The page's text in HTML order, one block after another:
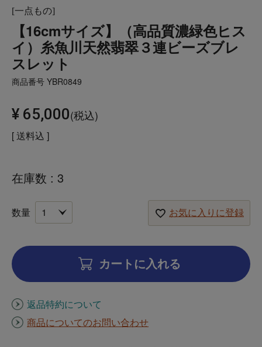
[一点もの]
【16cmサイズ】（高品質濃緑色ヒス
イ）糸魚川天然翡翠３連ビーズブレ
スレット
商品番号 YBR0849
¥ 65,000 税込
送料込
在庫数 3
お気に入りに登録
カートに入れる
返品特約について
商品についてのお問い合わせ